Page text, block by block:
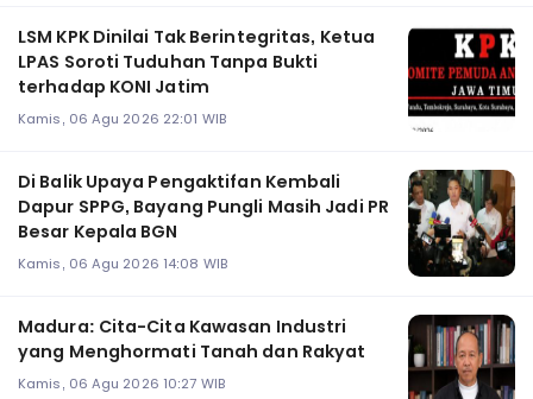
LSM KPK Dinilai Tak Berintegritas, Ketua
LPAS Soroti Tuduhan Tanpa Bukti
terhadap KONI Jatim
Kamis, 06 Agu 2026 22:01 WIB
Di Balik Upaya Pengaktifan Kembali
Dapur SPPG, Bayang Pungli Masih Jadi PR
Besar Kepala BGN
Kamis, 06 Agu 2026 14:08 WIB
Madura: Cita-Cita Kawasan Industri
yang Menghormati Tanah dan Rakyat
Kamis, 06 Agu 2026 10:27 WIB